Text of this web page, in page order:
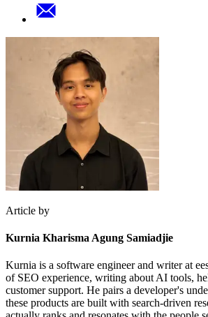
Article by
Kurnia Kharisma Agung Samiadjie
Kurnia is a software engineer and writer at
of SEO experience, writing about AI tools,
customer support. He pairs a developer's
these products are built with search-driven